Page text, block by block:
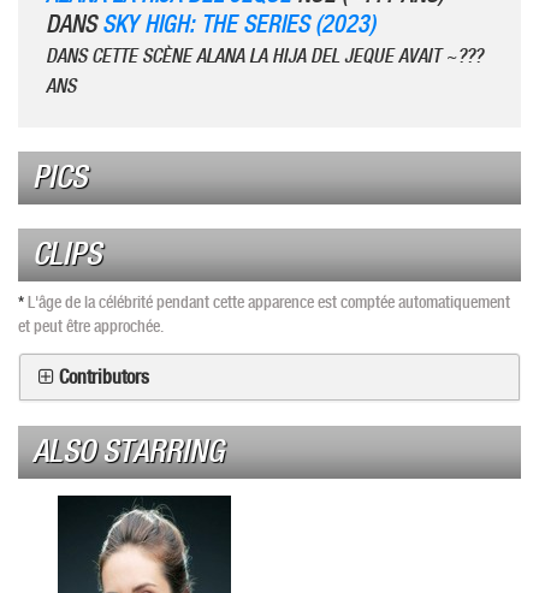
DANSSKY HIGH: THE SERIES (2023)
DANS CETTE SCÈNE ALANA LA HIJA DEL JEQUE AVAIT ~???
ANS
PICS
CLIPS
*L'âge de la célébrité pendant cette apparence est comptée automatiquement
et peut être approchée.
Contributors
ALSO STARRING